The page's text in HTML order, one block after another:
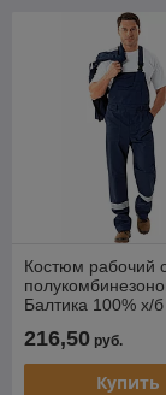
Костюм рабочий
Балтика 100% х/
216,50 руб.
Купить